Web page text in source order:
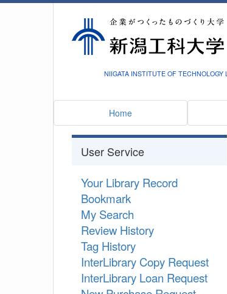
NIIGATA INSTITUTE OF TECHNOLOGY
Home
User Service
Your Library Record
Bookmark
My Search
Review History
Tag History
InterLibrary Copy Request
InterLibrary Loan Request